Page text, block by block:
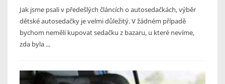
Jak jsme psali v předešlých článcích o autosedačkách, výběr
dětské autosedačky je velmi důležitý. V žádném případě
bychom neměli kupovat sedačku z bazaru, u které nevíme,
zda byla ...